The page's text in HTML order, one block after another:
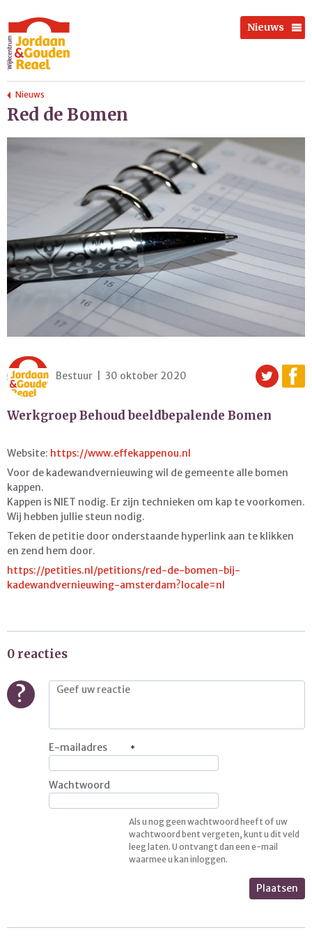
Nieuws
Nieuws
Red de Bomen
Bestuur | 30 oktober 2020
Werkgroep Behoud beeldbepalende Bomen
Website: https://www.effekappenou.nl
Voor de kadewandvernieuwing wil de gemeente alle bomen
kappen.
Kappen is NIET nodig. Er zijn technieken om kap te voorkomen.
Wij hebben jullie steun nodig.
Teken de petitie door onderstaande hyperlink aan te klikken
en zend hem door.
https://petities.nl/petitions/red-de-bomen-bij-
kadewandvernieuwing-amsterdam?locale=nl
0 reacties
?
E-mailadres
Wachtwoord
Als u nog geen wachtwoord heeft of uw
wachtwoord bent vergeten, kunt u dit veld
leeg laten. U ontvangt dan een e-mail
waarmee u kan inloggen.
Plaatsen